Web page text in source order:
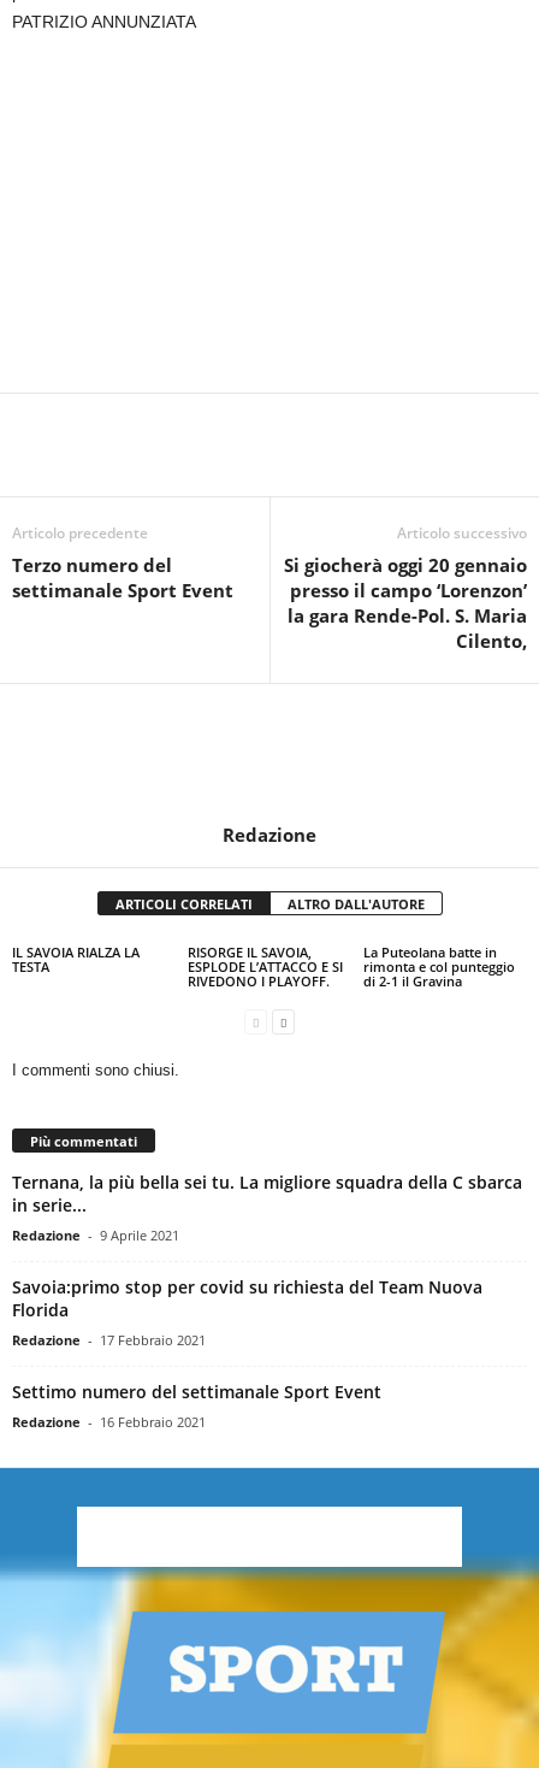
PATRIZIO ANNUNZIATA
Articolo precedente
Terzo numero del
settimanale Sport Event
Articolo successivo
Si giocherà oggi 20 gennaio
presso il campo ‘Lorenzon’
la gara Rende-Pol. S. Maria
Cilento,
Redazione
ARTICOLI CORRELATI ALTRO DALL'AUTORE
IL SAVOIA RIALZA LA
TESTA
RISORGE IL SAVOIA,
ESPLODE L’ATTACCO E SI
RIVEDONO I PLAYOFF.
La Puteolana batte in
rimonta e col punteggio
di 2-1 il Gravina
I commenti sono chiusi.
Più commentati
Ternana, la più bella sei tu. La migliore squadra della C sbarca
in serie...
Redazione - 9 Aprile 2021
Savoia:primo stop per covid su richiesta del Team Nuova
Florida
Redazione - 17 Febbraio 2021
Settimo numero del settimanale Sport Event
Redazione - 16 Febbraio 2021